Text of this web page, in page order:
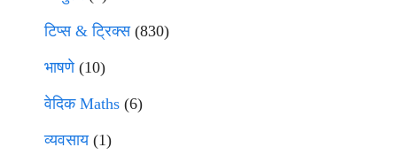
टिप्स & ट्रिक्स(830)
भाषणे(10)
वेदिक Maths (6)
व्यवसाय(1)